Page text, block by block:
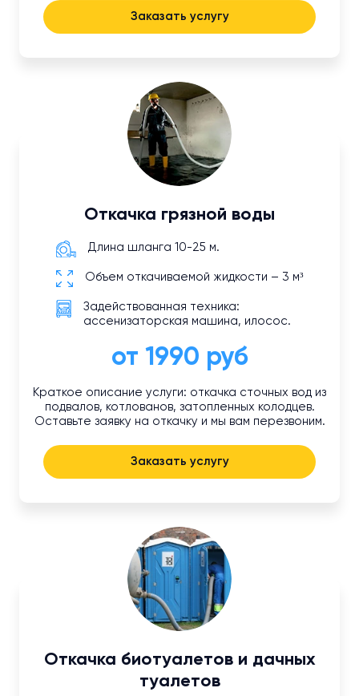
Заказать услугу
Откачка грязной воды
Длина шланга 10-25 м.
Объем откачиваемой жидкости – 3 м³
Задействованная техника:
ассенизаторская машина, илосос.
от 1990 руб
Краткое описание услуги: откачка сточных вод из
подвалов, котлованов, затопленных колодцев.
Оставьте заявку на откачку и мы вам перезвоним.
Заказать услугу
Откачка биотуалетов и дачных
туалетов